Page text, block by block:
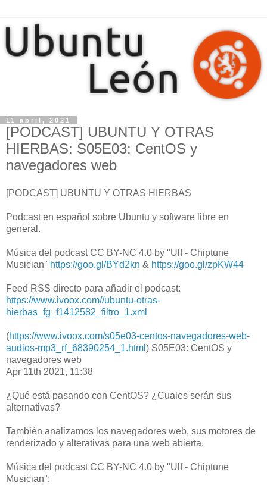
11 abril, 2021
[PODCAST] UBUNTU Y OTRAS
HIERBAS: S05E03: CentOS y
navegadores web
[PODCAST] UBUNTU Y OTRAS HIERBAS
Podcast en español sobre Ubuntu y software libre en
general.
Música del podcast CC BY-NC 4.0 by "Ulf - Chiptune
Musician" https://goo.gl/BYd2kn & https://goo.gl/zpKW44
Feed RSS directo para añadir el podcast:
https://www.ivoox.com//ubuntu-otras-
hierbas_fg_f1412582_filtro_1.xml
(https://www.ivoox.com/s05e03-centos-navegadores-web-
audios-mp3_rf_68390254_1.html ) S05E03: CentOS y
navegadores web
Apr 11th 2021, 11:38
¿Qué está pasando con CentOS? ¿Cuales serán sus
alternativas?
También analizamos los navegadores web, sus motores de
renderizado y alterativas para una web abierta.
Música del podcast CC BY-NC 4.0 by "Ulf - Chiptune
Musician":